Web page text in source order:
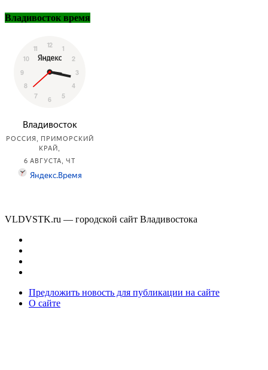
Владивосток время
VLDVSTK.ru — городской сайт Владивостока
Предложить новость для публикации на сайте
О сайте